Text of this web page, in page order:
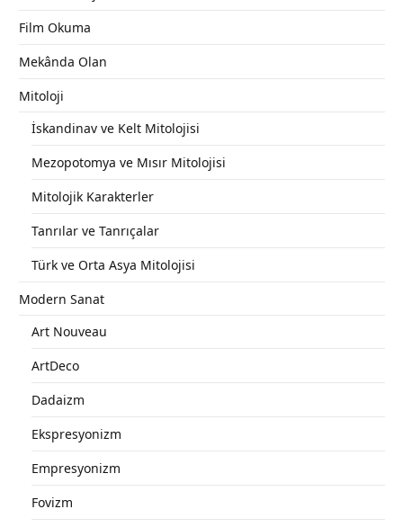
Film Okuma
Mekânda Olan
Mitoloji
İskandinav ve Kelt Mitolojisi
Mezopotomya ve Mısır Mitolojisi
Mitolojik Karakterler
Tanrılar ve Tanrıçalar
Türk ve Orta Asya Mitolojisi
Modern Sanat
Art Nouveau
ArtDeco
Dadaizm
Ekspresyonizm
Empresyonizm
Fovizm